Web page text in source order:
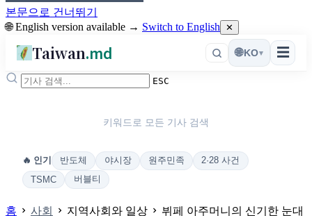
본문으로 건너뛰기
🌐 English version available → Switch to English ✕
Taiwan.md ☰
🌐KO▾
ESC
키워드로 모든 기사 검색
🔥 인기 반도체 야시장 원주민족
2·28 사건
TSMC
버블티
홈 사회 지역사회와 일상
뷔페 아주머니의 신기한 눈대